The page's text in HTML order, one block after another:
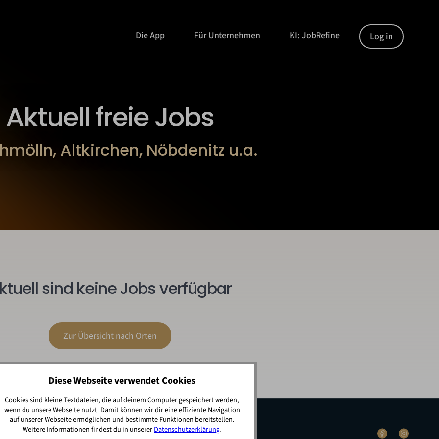
Die App Für Unternehmen KI: JobRefine Log in
Aktuell freie Jobs
Altkirchen, Nöbdenitz u.a.
sind keine Jobs verfügbar
Zur Übersicht nach Orten
Diese Webseite verwendet Cookies
Cookies sind kleine Textdateien, die auf deinem Computer gespeichert werden,
wenn du unsere Webseite nutzt. Damit können wir dir eine effiziente Navigation
auf unserer Webseite ermöglichen und bestimmte Funktionen bereitstellen.
Weitere Informationen findest du in unsererDatenschutzerklärung.